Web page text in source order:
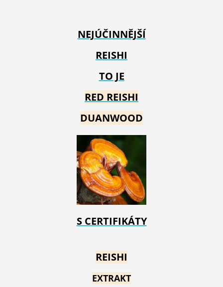
NEJÚČINNĚJŠÍ
REISHI
TO JE
RED REISHI
DUANWOOD
S CERTIFIKÁTY
REISHI
EXTRAKT